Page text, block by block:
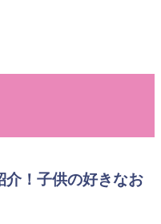
介！子供の好きなお